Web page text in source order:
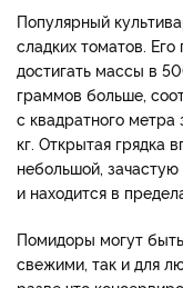
Популярный
сладких томатов.
достигать массы в
граммов больше,
с квадратного
кг. Открытая грядка
небольшой,
и находится в
Помидоры могут
свежими, так и для